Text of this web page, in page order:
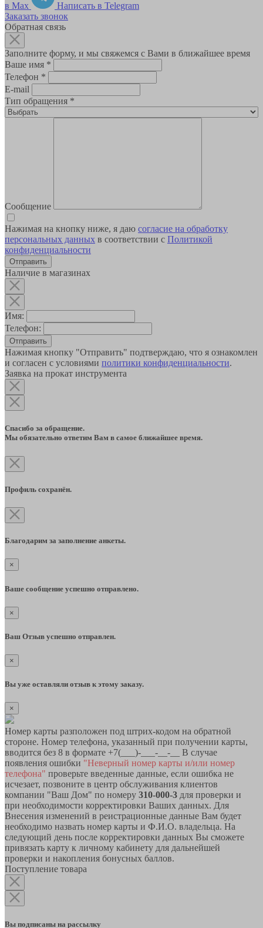
в Max
Написать в Telegram
Заказать звонок
Обратная связь
Заполните форму, и мы свяжемся с Вами в ближайшее время
Ваше имя *
Телефон *
E-mail
Тип обращения *
Сообщение
Нажимая на кнопку ниже, я даю согласие на обработку
персональных данных в соответствии с Политикой
конфиденциальности
Наличие в магазинах
Имя:
Телефон:
Отправить
Нажимая кнопку "Отправить" подтверждаю, что я ознакомлен
и согласен с условиями политики конфиденциальности.
Заявка на прокат инструмента
Спасибо за обращение.
Мы обязательно ответим Вам в самое ближайшее время.
Профиль сохранён.
Благодарим за заполнение анкеты.
×
Ваше сообщение успешно отправлено.
×
Ваш Отзыв успешно отправлен.
×
Вы уже оставляли отзыв к этому заказу.
×
Номер карты разположен под штрих-кодом на обратной
стороне. Номер телефона, указанный при получении карты,
вводится без 8 в формате +7(___)-___-__-__ В случае
появления ошибки "Неверный номер карты и/или номер
телефона" проверьте введенные данные, если ошибка не
исчезает, позвоните в центр обслуживания клиентов
компании "Ваш Дом" по номеру 310-000-3 для проверки и
при необходимости корректировки Ваших данных. Для
Внесения изменений в реистрационные данные Вам будет
необходимо назвать номер карты и Ф.И.О. владельца. На
следующий день после корректировки данных Вы сможете
привязать карту к личному кабинету для дальнейшей
проверки и накопления бонусных баллов.
Поступление товара
Вы подписаны на рассылку